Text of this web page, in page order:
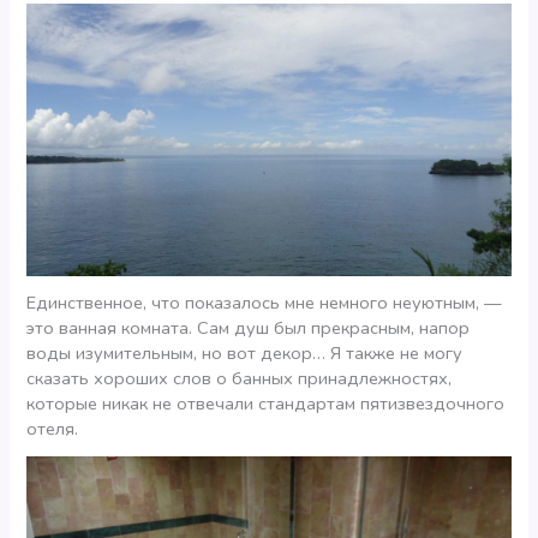
Единственное, что показалось мне немного неуютным, —
это ванная комната. Сам душ был прекрасным, напор
воды изумительным, но вот декор… Я также не могу
сказать хороших слов о банных принадлежностях,
которые никак не отвечали стандартам пятизвездочного
отеля.